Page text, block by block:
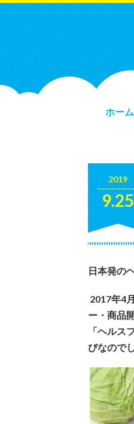
ホーム
2019
9.25
日本発の
2017年4
ー・商品
「ヘルス
びなので